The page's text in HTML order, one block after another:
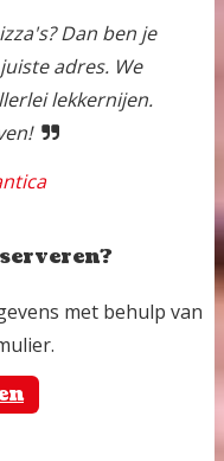
Dan ben je
adres. We
lekkernijen.
met behulp van